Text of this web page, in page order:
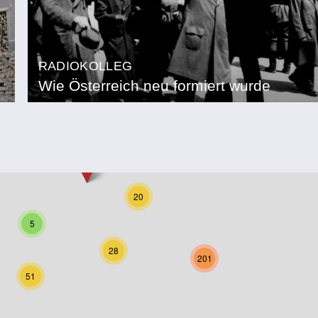
RADIOKOLLEG
Wie Österreich neu formiert wurde
28
20
51
201
5